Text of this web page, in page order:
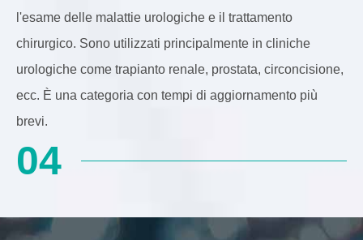
l'esame delle malattie urologiche e il trattamento
chirurgico. Sono utilizzati principalmente in cliniche
urologiche come trapianto renale, prostata, circoncisione,
ecc. È una categoria con tempi di aggiornamento più
brevi.
04